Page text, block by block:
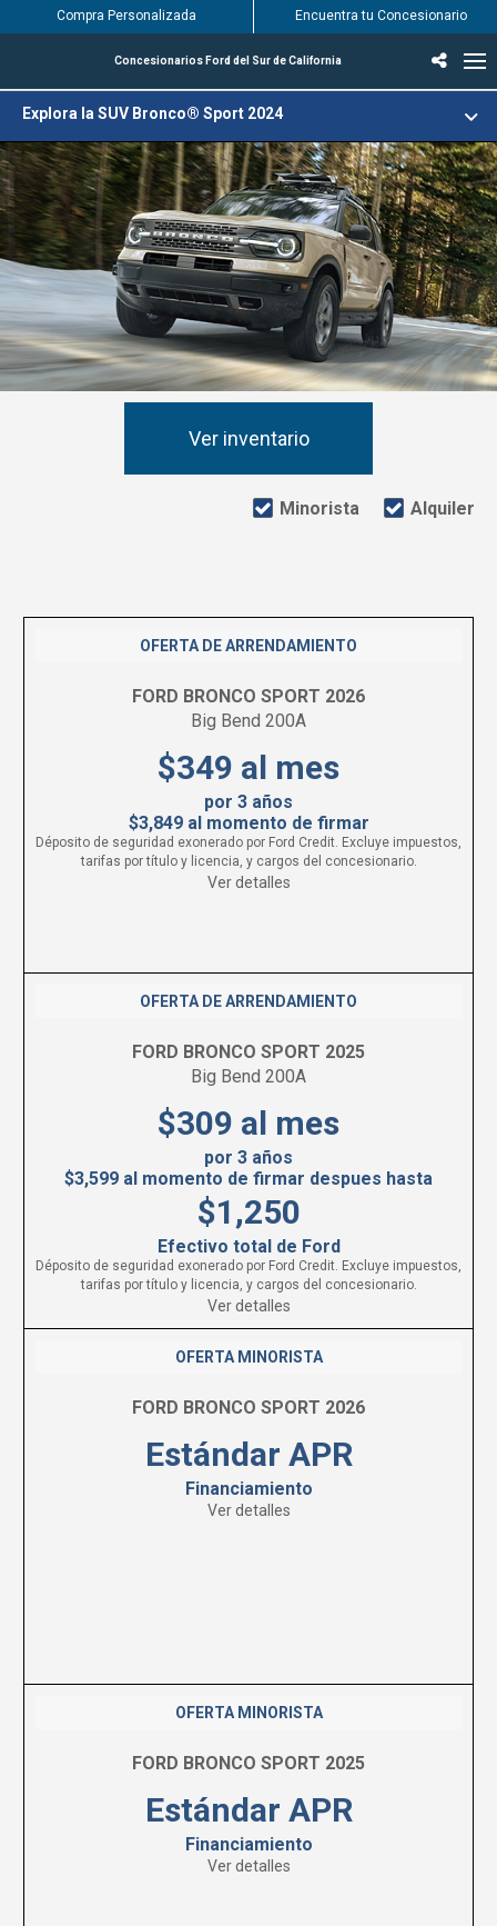
Concesionarios Ford del Sur de California
Compra Personalizada Encuentra tu Concesionario
SUV
Bronco
®
Sport
2024
Explora la SUV Bronco® Sport 2024
Ver inventario
Minorista Alquiler
OFERTA DE ARRENDAMIENTO
FORD BRONCO SPORT 2026
Big Bend 200A
$349 al mes
por 3 años
$3,849 al momento de firmar
Déposito de seguridad exonerado por Ford Credit. Excluye impuestos,
tarifas por título y licencia, y cargos del concesionario.
Ver detalles
OFERTA DE ARRENDAMIENTO
FORD BRONCO SPORT 2025
Big Bend 200A
$309 al mes
por 3 años
$3,599 al momento de firmar despues hasta
$1,250
Efectivo total de Ford
Déposito de seguridad exonerado por Ford Credit. Excluye impuestos,
tarifas por título y licencia, y cargos del concesionario.
Ver detalles
OFERTA MINORISTA
FORD BRONCO SPORT 2026
Estándar APR
Financiamiento
Ver detalles
OFERTA MINORISTA
FORD BRONCO SPORT 2025
Estándar APR
Financiamiento
Ver detalles